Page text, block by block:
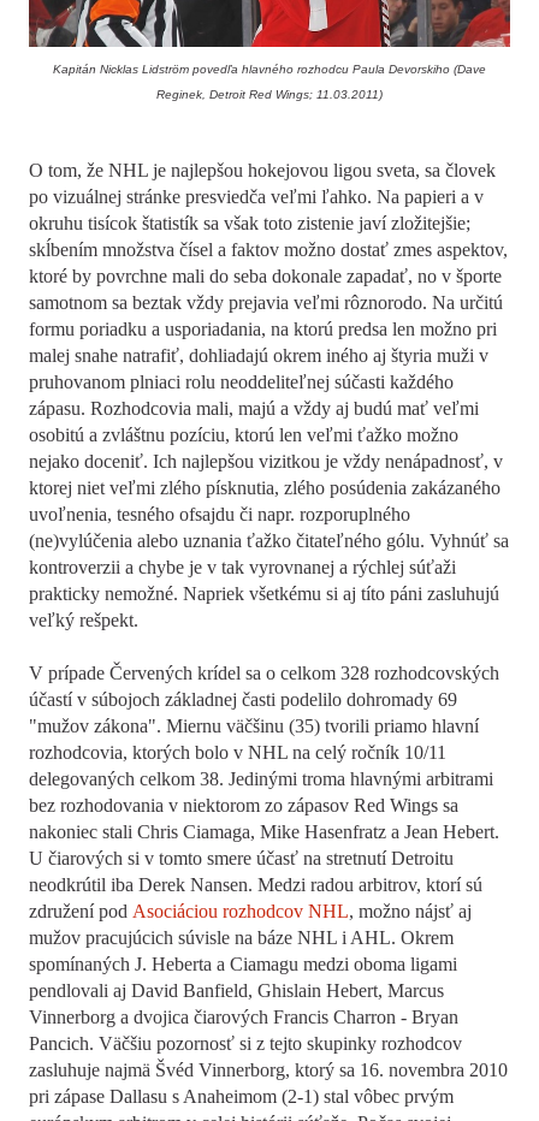
Kapitán Nicklas Lidström povedľa hlavného rozhodcu Paula Devorskiho (Dave
Reginek, Detroit Red Wings; 11.03.2011)
O tom, že NHL je najlepšou hokejovou ligou sveta, sa človek
po vizuálnej stránke presviedča veľmi ľahko. Na papieri a v
okruhu tisícok štatistík sa však toto zistenie javí zložitejšie;
skĺbením množstva čísel a faktov možno dostať zmes aspektov,
ktoré by povrchne mali do seba dokonale zapadať, no v športe
samotnom sa beztak vždy prejavia veľmi rôznorodo. Na určitú
formu poriadku a usporiadania, na ktorú predsa len možno pri
malej snahe natrafiť, dohliadajú okrem iného aj štyria muži v
pruhovanom plniaci rolu neoddeliteľnej súčasti každého
zápasu. Rozhodcovia mali, majú a vždy aj budú mať veľmi
osobitú a zvláštnu pozíciu, ktorú len veľmi ťažko možno
nejako doceniť. Ich najlepšou vizitkou je vždy nenápadnosť, v
ktorej niet veľmi zlého písknutia, zlého posúdenia zakázaného
uvoľnenia, tesného ofsajdu či napr. rozporuplného
(ne)vylúčenia alebo uznania ťažko čitateľného gólu. Vyhnúť sa
kontroverzii a chybe je v tak vyrovnanej a rýchlej súťaži
prakticky nemožné. Napriek všetkému si aj títo páni zasluhujú
veľký rešpekt.
V prípade Červených krídel sa o celkom 328 rozhodcovských
účastí v súbojoch základnej časti podelilo dohromady 69
"mužov zákona". Miernu väčšinu (35) tvorili priamo hlavní
rozhodcovia, ktorých bolo v NHL na celý ročník 10/11
delegovaných celkom 38. Jedinými troma hlavnými arbitrami
bez rozhodovania v niektorom zo zápasov Red Wings sa
nakoniec stali Chris Ciamaga, Mike Hasenfratz a Jean Hebert.
U čiarových si v tomto smere účasť na stretnutí Detroitu
neodkrútil iba Derek Nansen. Medzi radou arbitrov, ktorí sú
združení pod Asociáciou rozhodcov NHL, možno nájsť aj
mužov pracujúcich súvisle na báze NHL i AHL. Okrem
spomínaných J. Heberta a Ciamagu medzi oboma ligami
pendlovali aj David Banfield, Ghislain Hebert, Marcus
Vinnerborg a dvojica čiarových Francis Charron - Bryan
Pancich. Väčšiu pozornosť si z tejto skupinky rozhodcov
zasluhuje najmä Švéd Vinnerborg, ktorý sa 16. novembra 2010
pri zápase Dallasu s Anaheimom (2-1) stal vôbec prvým